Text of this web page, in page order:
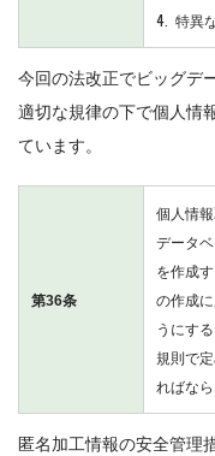
特異
今回の法改正でビッグデ
適切な規律の下で個人情
ています。
第36条
個人情
データ
を作成
の作成
うにす
規則で
ればなら
匿名加工情報の安全管理